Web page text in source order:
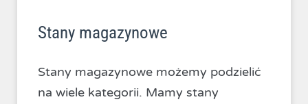
Stany magazynowe
Stany magazynowe możemy podzielić
na wiele kategorii. Mamy stany